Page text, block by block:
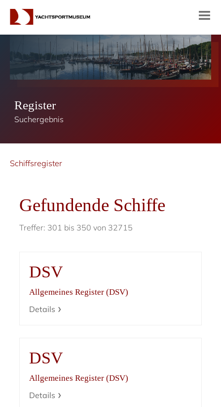
Register
Suchergebnis
Schiffsregister
Gefundende Schiffe
Treffer: 301 bis 350 von 32715
DSV
Allgemeines Register (DSV)
Details
DSV
Allgemeines Register (DSV)
Details